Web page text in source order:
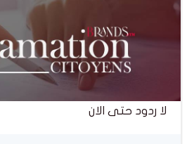
لا ردود حتى الان